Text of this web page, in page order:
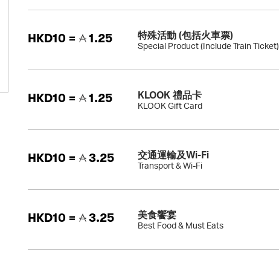
HKD10 = 1.25 特殊活動 (包括火車票)
Special Product (Include Train Ticket)
HKD10 = 1.25 KLOOK 禮品卡
KLOOK Gift Card
HKD10 = 3.25 交通運輸及Wi-Fi
Transport & Wi-Fi
HKD10 = 3.25 美食饗宴
Best Food & Must Eats